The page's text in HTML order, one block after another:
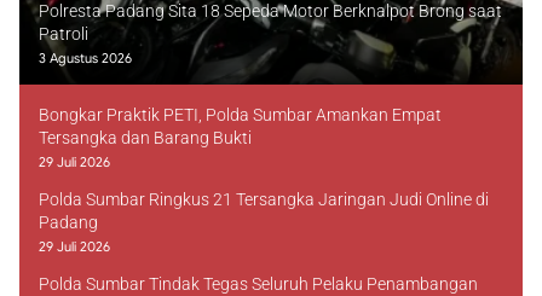
Polresta Padang Sita 18 Sepeda Motor Berknalpot Brong saat
Patroli
3 Agustus 2026
Bongkar Praktik PETI, Polda Sumbar Amankan Empat
Tersangka dan Barang Bukti
29 Juli 2026
Polda Sumbar Ringkus 21 Tersangka Jaringan Judi Online di
Padang
29 Juli 2026
Polda Sumbar Tindak Tegas Seluruh Pelaku Penambangan